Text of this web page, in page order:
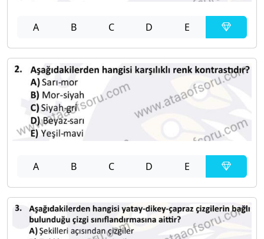
A B C D E
A B C D E